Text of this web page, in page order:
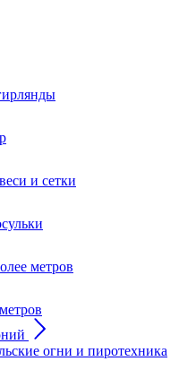
и сетки
метров
огни и пиротехника